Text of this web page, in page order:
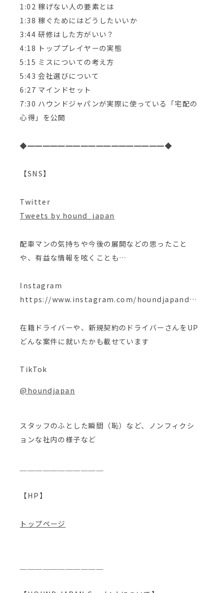
1:02 稼げない人の要素とは
1:38 稼ぐためにはどうしたいいか
3:44 研修はした方がいい？
4:18 トッププレイヤーの実態
5:15 ミスについての考え方
5:43 会社選びについて
6:27 マインドセット
7:30 ハウンドジャパンが実際に使っている「宅配の
心得」を公開
◆━━━━━━━━━━━━━━━━━━◆
【SNS】
Twitter
Tweets by hound_japan
配車マンの気持ちや今後の展開などの思ったこと
や、有益な情報を呟くことも…
Instagram
https://www.instagram.com/houndjapand…
在籍ドライバーや、新規契約のドライバーさんをUP
どんな案件に就いたかも載せています
TikTok
@houndjapan
スタッフのふとした瞬間（恥）など、ノンフィクシ
ョンな社内の様子など
【HP】
トップページ